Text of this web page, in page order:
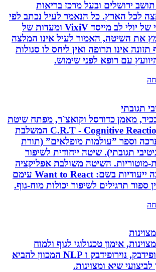
ירושלים ובעל מרכז בריאות
הארץ. כל הנאמר לעיל נכתב לפי
ניסיונו האישי של יולי לב מייסד VixiV ומעדות של
השיטה, האמור לעיל אינו המלצה
אינו תרופה ואין ליחס לו סגולות
עם רופא לפני שימוש.
מאמן כדורסל וקואצ`ר, מפתח שיטת
C.R.T - Cognitive Reaction Training המשלבת
”עולמות מופלאים” (תורת
תגובתי). שיטה ייחודית לשיפור
השיטה משולבת אפליקציה
ייחודית וערכה ייעודיות בשם: Want to React עימם
תרגילים לשיפור יכולות מוח-גוף.
אימון טכנולוגי לגוף ולמוח
באמצעות ביופידבק, נוירופידבק ו NLP המכוון להביא
שיא ומצוינות.